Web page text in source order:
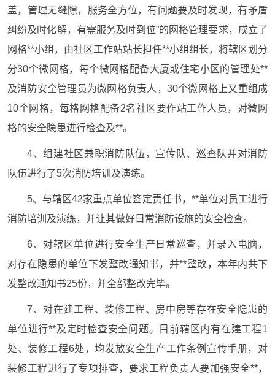
盖，管理无缝隙，服务全方位，有问题要及时发现，有矛盾
纠纷及时化解，有需服务及时到位”的网格管理要求，成立了
网格**小组，由社区工作站站长担任**小组组长，将辖区划分
分30个微网格，每个微网格配备大厦或住宅小区的管理处**
及消防安全管理员为微网格负责人，30个微网格上又重组成
10个网格，每格网格配备2名社区要作站工作人员，对微网
格的安全隐患进行检查及**。
4、组建社区兼职消防队伍，宣传队、巡查队并对消防
队伍进行了5次消防培训及演练。
5、与辖区42家重点单位签定责任书，**单位对员工进行
消防培训及演练，并让其做好日常消防设施的安全检查。
6、对辖区单位进行安全生产日常巡查，并录入电脑，
对存在隐患的单位下发整改通知书，并**整改，本年内共下
发整改通知书25份，并全部整改完毕。
7、对在建工程、装修工程、房中房等存在安全隐患的
单位进行**及定时检查安全问题。目前辖区内有在建工程1
处、装修工程6处，均发放安全生产工作条例宣传手册，对
装修工程进行了专项排查，要求工程负责人要加强安全**，